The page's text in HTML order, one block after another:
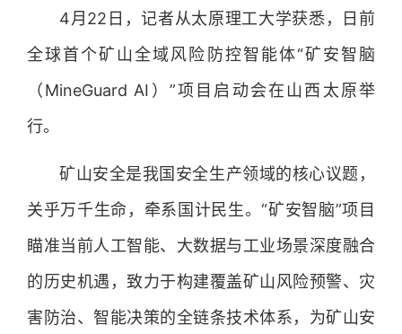
4月22日，记者从太原理工大学获悉，日前
全球首个矿山全域风险防控智能体“矿安智脑
（MineGuard AI）”项目启动会在山西太原举
行。
矿山安全是我国安全生产领域的核心议题，
关乎万千生命，牵系国计民生。“矿安智脑”项目
瞄准当前人工智能、大数据与工业场景深度融合
的历史机遇，致力于构建覆盖矿山风险预警、灾
害防治、智能决策的全链条技术体系，为矿山安